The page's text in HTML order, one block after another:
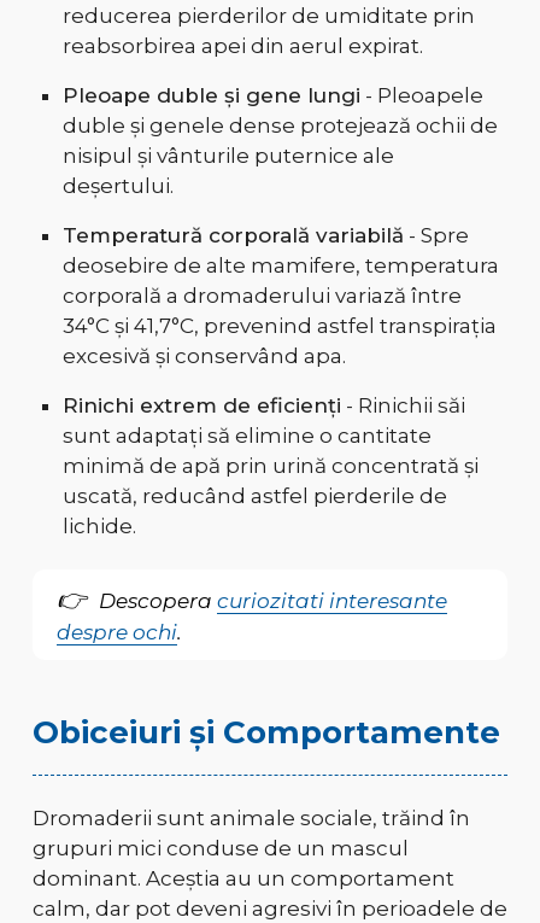
reducerea pierderilor de umiditate prin
reabsorbirea apei din aerul expirat.
Pleoape duble și gene lungi - Pleoapele
duble și genele dense protejează ochii de
nisipul și vânturile puternice ale
deșertului.
Temperatură corporală variabilă - Spre
deosebire de alte mamifere, temperatura
corporală a dromaderului variază între
34°C și 41,7°C, prevenind astfel transpirația
excesivă și conservând apa.
Rinichi extrem de eficienți - Rinichii săi
sunt adaptați să elimine o cantitate
minimă de apă prin urină concentrată și
uscată, reducând astfel pierderile de
lichide.
Descopera curiozitati interesante
despre ochi.
Obiceiuri și Comportamente
Dromaderii sunt animale sociale, trăind în
grupuri mici conduse de un mascul
dominant. Aceștia au un comportament
calm, dar pot deveni agresivi în perioadele de